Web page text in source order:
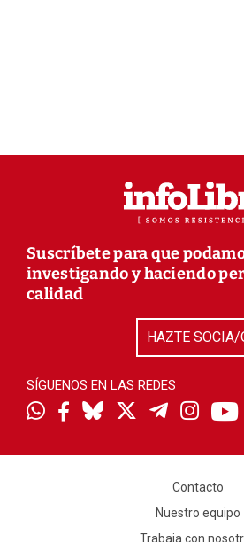
Suscríbete para que
investigando y haciendo
calidad
HAZTE SOCIA/
SÍGUENOS EN LAS REDES
Contacto
Nuestro equipo
Trabaja con